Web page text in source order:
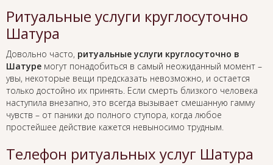
Ритуальные услуги круглосуточно
Шатура
Довольно часто, ритуальные услуги круглосуточно в
Шатуре могут понадобиться в самый неожиданный момент –
увы, некоторые вещи предсказать невозможно, и остается
только достойно их принять. Если смерть близкого человека
наступила внезапно, это всегда вызывает смешанную гамму
чувств – от паники до полного ступора, когда любое
простейшее действие кажется невыносимо трудным.
Телефон ритуальных услуг Шатура